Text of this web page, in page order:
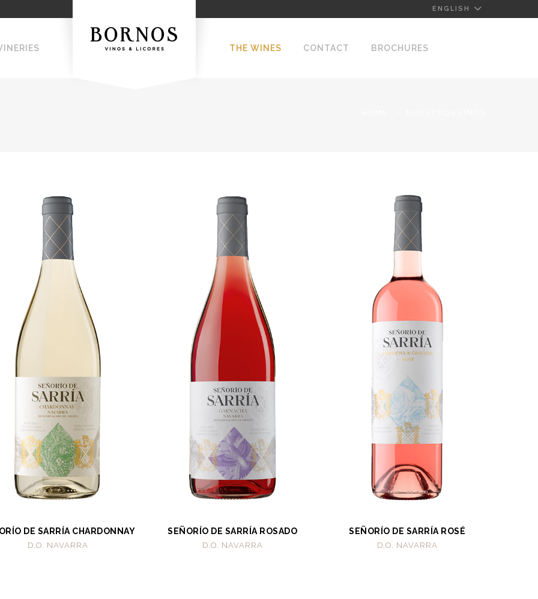
ENGLISH
THE WINES CONTACT BROCHURES
DE SARRÍA CHARDONNAY
D.O. NAVARRA
SEÑORÍO DE SARRÍA ROSADO
D.O. NAVARRA
SEÑORÍO DE SARRÍA ROSÉ
D.O. NAVARRA